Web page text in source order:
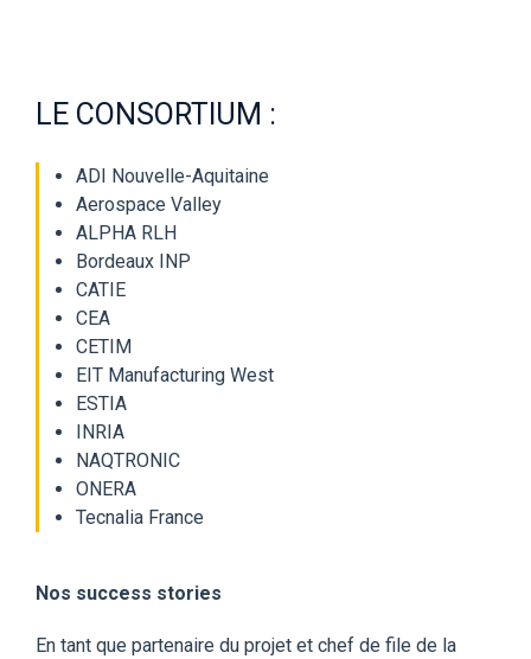
LE CONSORTIUM :
ADI Nouvelle-Aquitaine
Aerospace Valley
ALPHA RLH
Bordeaux INP
CATIE
CEA
CETIM
EIT Manufacturing West
ESTIA
INRIA
NAQTRONIC
ONERA
Tecnalia France
Nos success stories
En tant que partenaire du projet et chef de file de la